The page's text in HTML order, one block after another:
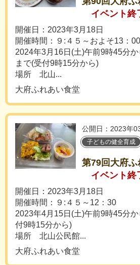
イベント終
開催日：2023年3月18日
開催時間：９:４５～およそ13：00
2024年3月16日(土)午前9時45分
まで(受付9時15分から)
場所 北山...
大府ふれあい食堂
公開日：2023年
子どもの健全育成
第79回大府
イベント終
開催日：2023年3月18日
開催時間：９:４５～12：30
2023年4月15日(土)午前9時45分
付9時15分から)
場所 北山公民館...
大府ふれあい食堂